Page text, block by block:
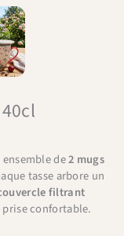
ensemble de2 mugs
tasse arbore un
filtrant
prise confortable.